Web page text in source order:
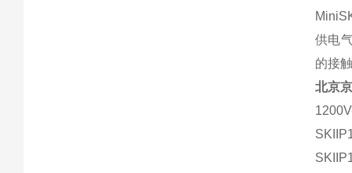
供电
的接
北京